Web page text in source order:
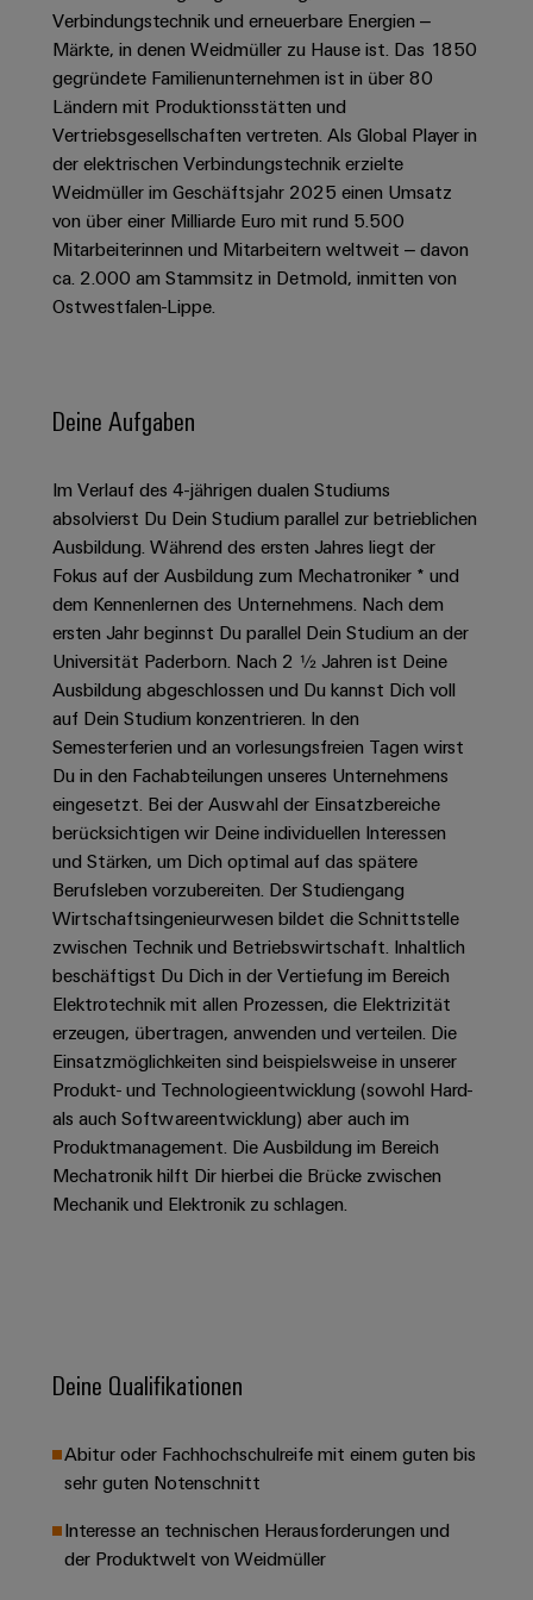
und
-
verteilung
Stabilität
und
Sicherheit
moderne
Energienetze
Gebäudeinfrastruktur
Lösungen
für
der
Gerätehersteller
Innovative
Verbindungslösungen
für
Geräte
Konventionelle
Energieerzeugung
Zukunftssicherheit
für
bewährte
Energieerzeugung
Maschinenbau
Lösungen
für
verschiedene
Segmente
der
Maschinen
und
Fabrikautomation
Öl
&
Gas
Sicherer
Betrieb
mit
vernetzten
Ressourceneffizienz
Schaltschrankbau
für
die
Herausforderungen
und
Feldebene
Feldverdrahtung
Smart
Cabinet
Building
Smart
Metering
Workplace
Systeme
und
Lösungen
Dezentrale
Automatisierung
Energiemanagement-
Lösungen
IIoT
&
Automation
Software
Industrial
Analytics
Industrial
Automation
Industrial
IoT
Industrial
easyConnect
EZA-
Regler
Gerätehersteller
&
Migrationslösungen
Serviceschnittstellen
Verteilerboxen
Elektronik
Koppelrelais
Trennverstärker
und
Stromversorgungen
Elektronikgehäuse
Blitz-
und
Überspannungsschutz
PV
Generatoranschlusskasten
Feldbusverteiler
Automatisierung
&
Software
Steuerungen
I/O-
Systeme
Industrial
Ethernet
Visualisierungstools
und
Smart
Weidmüller
Connectivity
Consulting
Digitales
Engineering
Weidmüller
Configurator
PCB
Connector
Services
Support
Technischer
Support
Umweltbezogene
Produktkonformität
Engineering
Daten
Technische
Produktkataloge
Reparatur
und
Ersatzteile
Trainings
und
Webinare
PSIRT
Digitale
Bestellmöglichkeiten
EDI-
ALLE
Messen
Newsletter
Anmeldung
Kundenservice
Webshop
Preisliste
Weidmüller
Welt
Orange
Mag
|
Kundenmagazin
Länder
Management
Presse
Unternehmensmeldungen
Fachpressemeldungen
Pressekontakt
Unsere
Partner
IIoT
and
Automation
Partner
Netzwerk
IIoT
and
Automation
Solution
Partner
finden
Solution
Partner
Messen
&
Globale
&
Events
Stellen
für
Studierende
Für
Schülerinnen
und
Schüler
Ausbildung
Erfolgreiche
Karrierewege
Offene
Ausbildungs-
und
Studienplätze
Veranstaltungen
Aktuelle
Termine
Workshops
für
Schulklassen
Stellenbörse
in unseren
Verbindungstechnik und erneuerbare Energien –
Märkte, in denen Weidmüller zu Hause ist. Das 1850
gegründete Familienunternehmen ist in über 80
Ländern mit Produktionsstätten und
Vertriebsgesellschaften vertreten. Als Global Player in
der elektrischen Verbindungstechnik erzielte
Weidmüller im Geschäftsjahr 2025 einen Umsatz
von über einer Milliarde Euro mit rund 5.500
Mitarbeiterinnen und Mitarbeitern weltweit – davon
ca. 2.000 am Stammsitz in Detmold, inmitten von
Ostwestfalen-Lippe.
Deine Aufgaben
Im Verlauf des 4-jährigen dualen Studiums
absolvierst Du Dein Studium parallel zur betrieblichen
Ausbildung. Während des ersten Jahres liegt der
Fokus auf der Ausbildung zum Mechatroniker * und
dem Kennenlernen des Unternehmens. Nach dem
ersten Jahr beginnst Du parallel Dein Studium an der
Universität Paderborn. Nach 2 ½ Jahren ist Deine
Ausbildung abgeschlossen und Du kannst Dich voll
auf Dein Studium konzentrieren. In den
Semesterferien und an vorlesungsfreien Tagen wirst
Du in den Fachabteilungen unseres Unternehmens
eingesetzt. Bei der Auswahl der Einsatzbereiche
berücksichtigen wir Deine individuellen Interessen
und Stärken, um Dich optimal auf das spätere
Berufsleben vorzubereiten. Der Studiengang
Wirtschaftsingenieurwesen bildet die Schnittstelle
zwischen Technik und Betriebswirtschaft. Inhaltlich
beschäftigst Du Dich in der Vertiefung im Bereich
Elektrotechnik mit allen Prozessen, die Elektrizität
erzeugen, übertragen, anwenden und verteilen. Die
Einsatzmöglichkeiten sind beispielsweise in unserer
Produkt- und Technologieentwicklung (sowohl Hard-
als auch Softwareentwicklung) aber auch im
Produktmanagement. Die Ausbildung im Bereich
Mechatronik hilft Dir hierbei die Brücke zwischen
Mechanik und Elektronik zu schlagen.
Deine Qualifikationen
Abitur oder Fachhochschulreife mit einem guten bis
sehr guten Notenschnitt
Interesse an technischen Herausforderungen und
der Produktwelt von Weidmüller